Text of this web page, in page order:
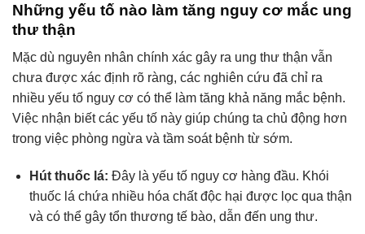
Những yếu tố nào làm tăng nguy cơ mắc ung
thư thận
Mặc dù nguyên nhân chính xác gây ra ung thư thận vẫn
chưa được xác định rõ ràng, các nghiên cứu đã chỉ ra
nhiều yếu tố nguy cơ có thể làm tăng khả năng mắc bệnh.
Việc nhận biết các yếu tố này giúp chúng ta chủ động hơn
trong việc phòng ngừa và tầm soát bệnh từ sớm.
Hút thuốc lá: Đây là yếu tố nguy cơ hàng đầu. Khói
thuốc lá chứa nhiều hóa chất độc hại được lọc qua thận
và có thể gây tổn thương tế bào, dẫn đến ung thư.